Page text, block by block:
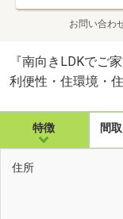
お問い合わ
『南向きLDKでご
利便性・住環境・
特徴 間
住所